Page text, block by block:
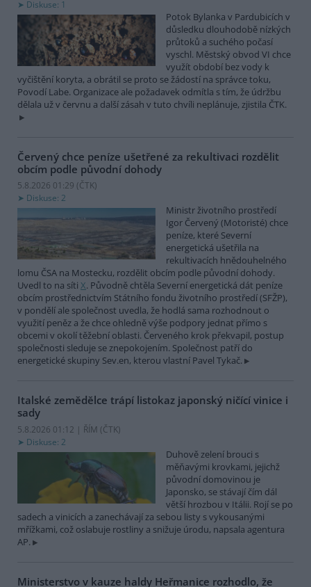
Diskuse: 1
Potok Bylanka v Pardubicích v
důsledku dlouhodobě nízkých
průtoků a suchého počasí
vyschl. Městský obvod VI chce
využít období bez vody k
vyčištění koryta, a obrátil se proto se žádostí na správce toku,
Povodí Labe. Organizace ale požadavek odmítla s tím, že údržbu
dělala už v červnu a další zásah v tuto chvíli neplánuje, zjistila ČTK.
Červený chce peníze ušetřené za rekultivaci rozdělit
obcím podle původní dohody
5.8.2026 01:29 (ČTK)
Diskuse: 2
Ministr životního prostředí
Igor Červený (Motoristé) chce
peníze, které Severní
energetická ušetřila na
rekultivacích hnědouhelného
lomu ČSA na Mostecku, rozdělit obcím podle původní dohody.
Uvedl to na síti X. Původně chtěla Severní energetická dát peníze
obcím prostřednictvím Státního fondu životního prostředí (SFŽP),
v pondělí ale společnost uvedla, že hodlá sama rozhodnout o
využití peněz a že chce ohledně výše podpory jednat přímo s
obcemi v okolí těžební oblasti. Červeného krok překvapil, postup
společnosti sleduje se znepokojením. Společnost patří do
energetické skupiny Sev.en, kterou vlastní Pavel Tykač.
Italské zemědělce trápí listokaz japonský ničící vinice i
sady
5.8.2026 01:12 | ŘÍM (ČTK)
Diskuse: 2
Duhově zelení brouci s
měňavými krovkami, jejichž
původní domovinou je
Japonsko, se stávají čím dál
větší hrozbou v Itálii. Rojí se po
sadech a vinicích a zanechávají za sebou listy s vykousanými
mřížkami, což oslabuje rostliny a snižuje úrodu, napsala agentura
AP.
Ministerstvo v kauze haldy Heřmanice rozhodlo, že